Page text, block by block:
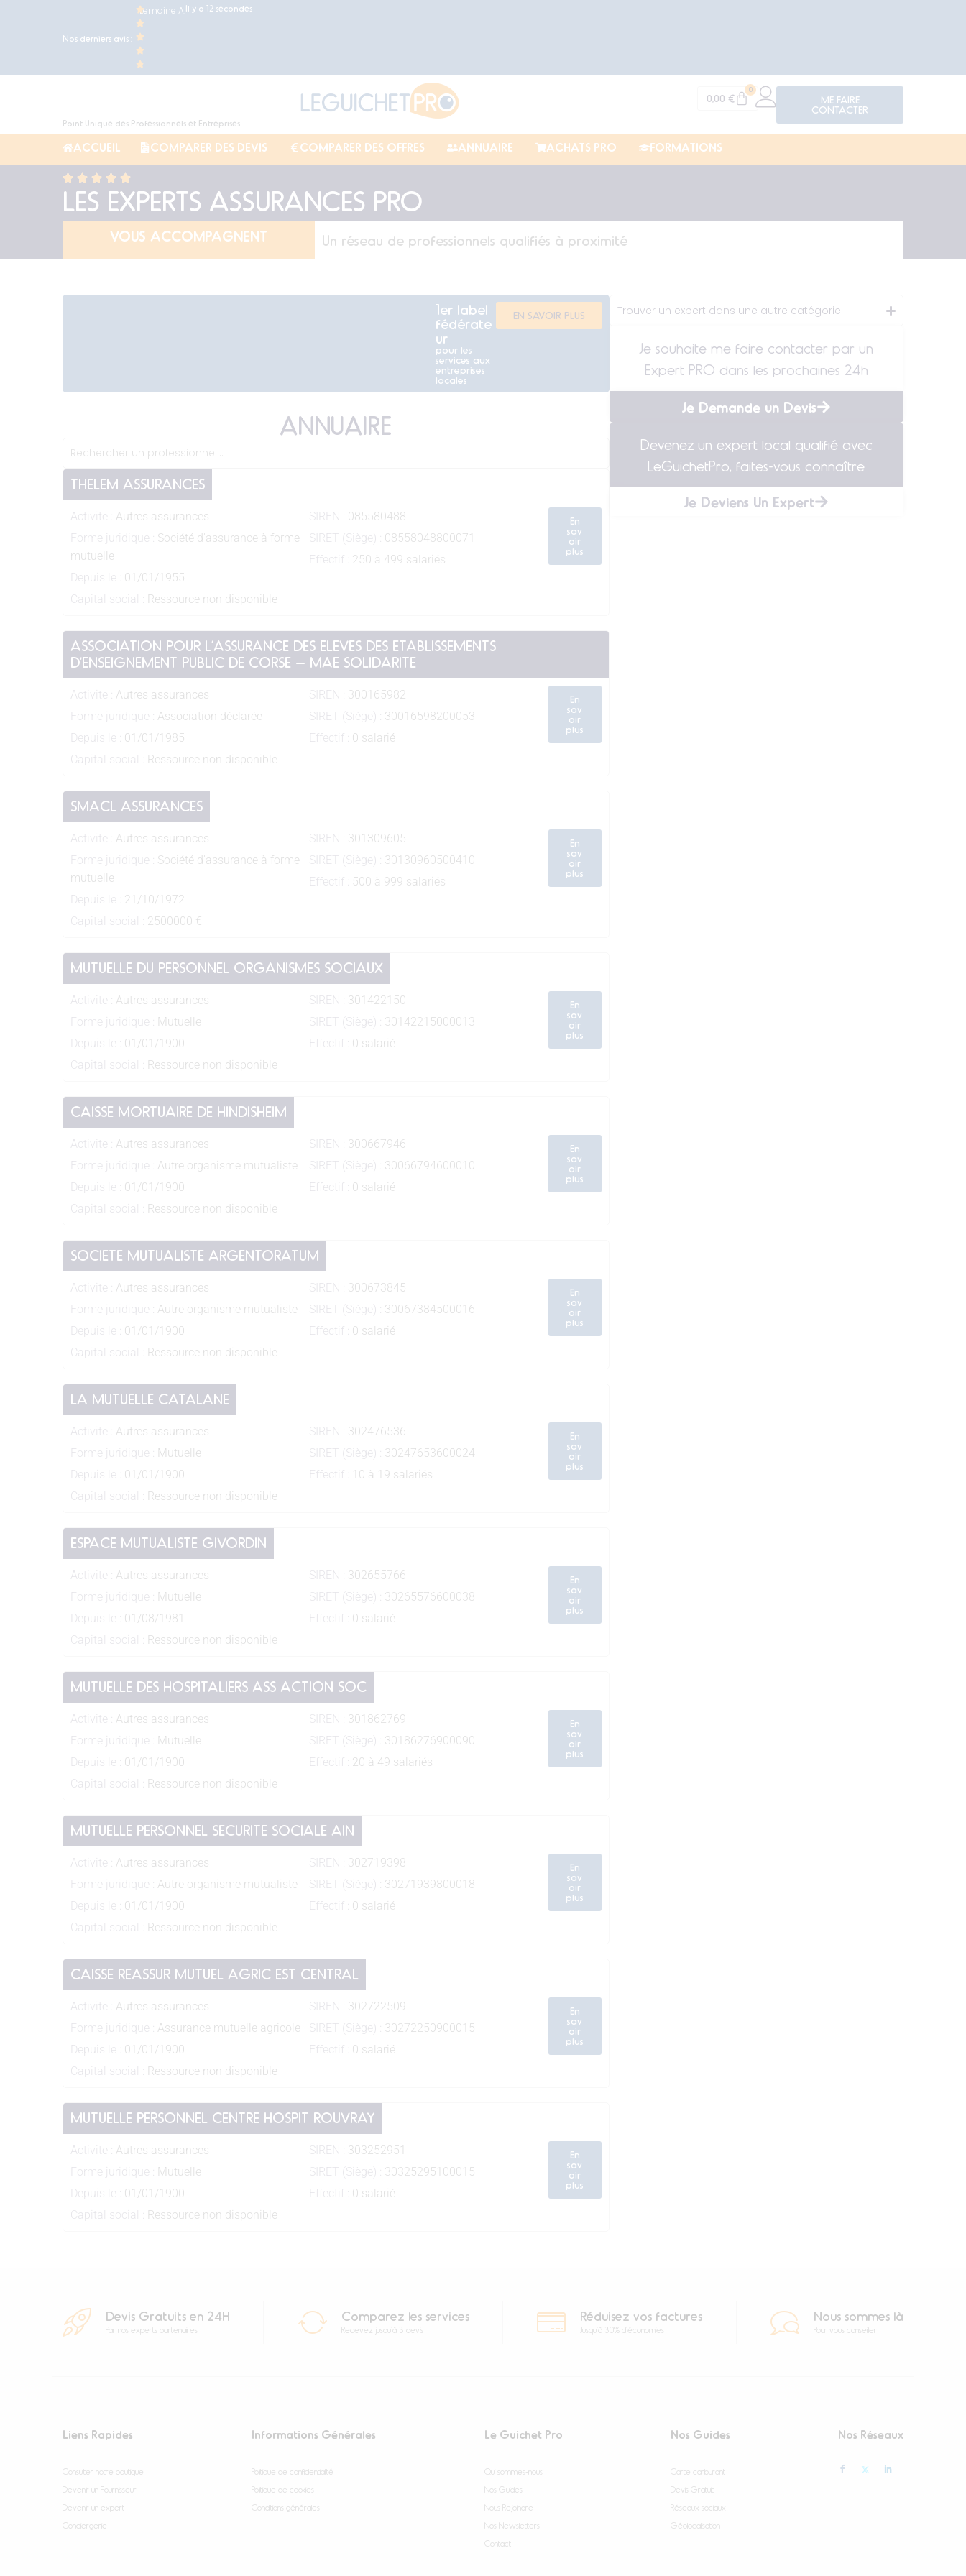
Nos derniers avis :
Lemoine A. Il y a 12 secondes
Point Unique des Professionnels et Entreprises
0,00 €
0
ME FAIRE
CONTACTER
ACCUEIL COMPARER DES DEVIS COMPARER DES OFFRES ANNUAIRE ACHATS PRO FORMATIONS
LES EXPERTS ​ASSURANCES PRO
VOUS ACCOMPAGNENT Un réseau de professionnels qualifiés à proximité
1er label
fédérate
ur
pour les
services aux
entreprises
locales
EN SAVOIR PLUS
ANNUAIRE
THELEM ASSURANCES
Activite :
Autres assurances
Forme juridique :
Société d'assurance à forme
mutuelle
Depuis le :
01/01/1955
Capital social :
Ressource non disponible
SIREN :
085580488
SIRET (Siège) :
08558048800071
Effectif :
250 à 499 salariés
En
sav
oir
plus
ASSOCIATION POUR L’ASSURANCE DES ELEVES DES ETABLISSEMENTS
D’ENSEIGNEMENT PUBLIC DE CORSE – MAE SOLIDARITE
Activite :
Autres assurances
Forme juridique :
Association déclarée
Depuis le :
01/01/1985
Capital social :
Ressource non disponible
SIREN :
300165982
SIRET (Siège) :
30016598200053
Effectif :
0 salarié
En
sav
oir
plus
SMACL ASSURANCES
Activite :
Autres assurances
Forme juridique :
Société d'assurance à forme
mutuelle
Depuis le :
21/10/1972
Capital social : 2500000 €
SIREN :
301309605
SIRET (Siège) :
30130960500410
Effectif :
500 à 999 salariés
En
sav
oir
plus
MUTUELLE DU PERSONNEL ORGANISMES SOCIAUX
Activite :
Autres assurances
Forme juridique :
Mutuelle
Depuis le :
01/01/1900
Capital social :
Ressource non disponible
SIREN :
301422150
SIRET (Siège) :
30142215000013
Effectif :
0 salarié
En
sav
oir
plus
CAISSE MORTUAIRE DE HINDISHEIM
Activite :
Autres assurances
Forme juridique :
Autre organisme mutualiste
Depuis le :
01/01/1900
Capital social :
Ressource non disponible
SIREN :
300667946
SIRET (Siège) :
30066794600010
Effectif :
0 salarié
En
sav
oir
plus
SOCIETE MUTUALISTE ARGENTORATUM
Activite :
Autres assurances
Forme juridique :
Autre organisme mutualiste
Depuis le :
01/01/1900
Capital social :
Ressource non disponible
SIREN :
300673845
SIRET (Siège) :
30067384500016
Effectif :
0 salarié
En
sav
oir
plus
LA MUTUELLE CATALANE
Activite :
Autres assurances
Forme juridique :
Mutuelle
Depuis le :
01/01/1900
Capital social :
Ressource non disponible
SIREN :
302476536
SIRET (Siège) :
30247653600024
Effectif :
10 à 19 salariés
En
sav
oir
plus
ESPACE MUTUALISTE GIVORDIN
Activite :
Autres assurances
Forme juridique :
Mutuelle
Depuis le :
01/08/1981
Capital social :
Ressource non disponible
SIREN :
302655766
SIRET (Siège) :
30265576600038
Effectif :
0 salarié
En
sav
oir
plus
MUTUELLE DES HOSPITALIERS ASS ACTION SOC
Activite :
Autres assurances
Forme juridique :
Mutuelle
Depuis le :
01/01/1900
Capital social :
Ressource non disponible
SIREN :
301862769
SIRET (Siège) :
30186276900090
Effectif :
20 à 49 salariés
En
sav
oir
plus
MUTUELLE PERSONNEL SECURITE SOCIALE AIN
Activite :
Autres assurances
Forme juridique :
Autre organisme mutualiste
Depuis le :
01/01/1900
Capital social :
Ressource non disponible
SIREN :
302719398
SIRET (Siège) :
30271939800018
Effectif :
0 salarié
En
sav
oir
plus
CAISSE REASSUR MUTUEL AGRIC EST CENTRAL
Activite :
Autres assurances
Forme juridique :
Assurance mutuelle agricole
Depuis le :
01/01/1900
Capital social :
Ressource non disponible
SIREN :
302722509
SIRET (Siège) :
30272250900015
Effectif :
0 salarié
En
sav
oir
plus
MUTUELLE PERSONNEL CENTRE HOSPIT ROUVRAY
Activite :
Autres assurances
Forme juridique :
Mutuelle
Depuis le :
01/01/1900
Capital social :
Ressource non disponible
SIREN :
303252951
SIRET (Siège) :
30325295100015
Effectif :
0 salarié
En
sav
oir
plus
Trouver un expert dans une autre catégorie
Je souhaite me faire contacter par un
Expert PRO dans les prochaines 24h
Je Demande un Devis
Devenez un expert local qualifié avec
LeGuichetPro, faites-vous connaître
Je Deviens Un Expert
Devis Gratuits en 24H
Par nos experts partenaires
Comparez les services
Recevez jusqu'à 3 devis
Réduisez vos factures
Jusqu'à 30% d'économies
Nous sommes là
Pour vous conseiller
Liens Rapides
Consulter notre boutique
Devenir un Fournisseur
Devenir un expert
Conciergerie
Informations Générales
Politique de confidentialité
Politique de cookies
Conditions générales
Le Guichet Pro
Qui sommes-nous
Nos Guides
Nous Rejoindre
Nos Newsletters
Contact
Nos Guides
Carte carburant
Devis Gratuit
Réseaux sociaux
Géolocalisation
Nos Réseaux